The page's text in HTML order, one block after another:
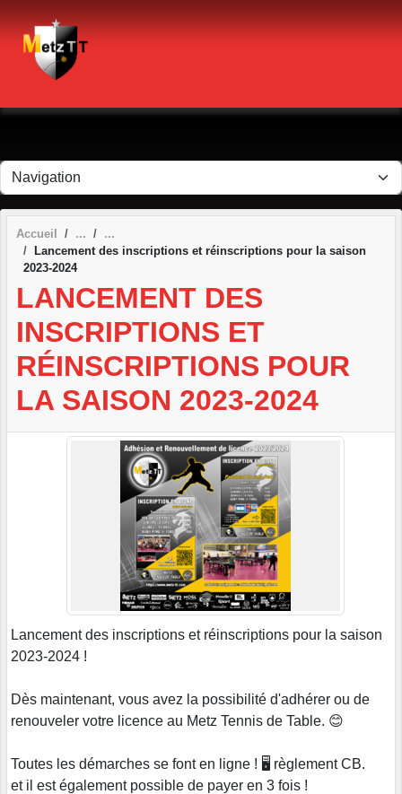
Accueil
Lancement des inscriptions et réinscriptions pour la saison
2023-2024
LANCEMENT DES
INSCRIPTIONS ET
RÉINSCRIPTIONS POUR
LA SAISON 2023-2024
Lancement des inscriptions et réinscriptions pour la saison
2023-2024 !
Dès maintenant, vous avez la possibilité d'adhérer ou de
renouveler votre licence au Metz Tennis de Table. 😊
Toutes les démarches se font en ligne ! 🖥️ règlement CB.
et il est également possible de payer en 3 fois !